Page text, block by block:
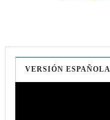
VERSIÓN ESPAÑOLA